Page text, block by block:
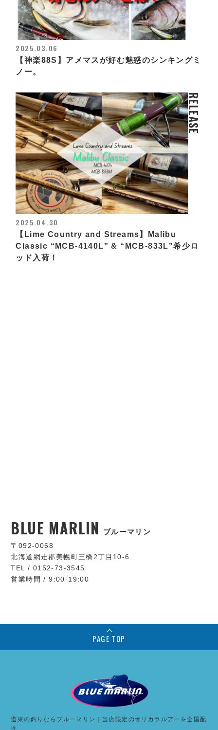
2025.03.06
【神楽88S】アメマスが好む魅惑のシンキングミ
ノー。
RELEASE
2025.04.30
【Lime Country and Streams】Malibu
Classic “MCB-4140L” & “MCB-833L”希少ロ
ッド入荷！
BLUE MARLIN ブルーマリン
〒092-0068
北海道網走郡美幌町三橋2丁目10-6
TEL / 0152-73-3545
営業時間 / 9:00-19:00
PAGE TOP
道東の釣りならブルーマリン｜当店限定のオリカラルアーを全国配